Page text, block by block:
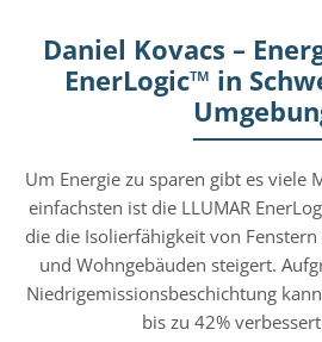
Daniel Kovacs –
EnerLogic™ in
Um Energie zu sparen gibt es viele
einfachsten ist die LLUMAR
die die Isolierfähigkeit von
und Wohngebäuden steigert.
Niedrigemissionsbeschichtung
bis zu 42%